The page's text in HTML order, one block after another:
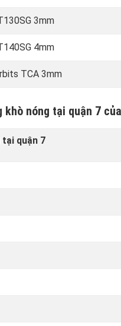
3mm
4mm
TCA 3mm
nóng tại quận 7
quận 7